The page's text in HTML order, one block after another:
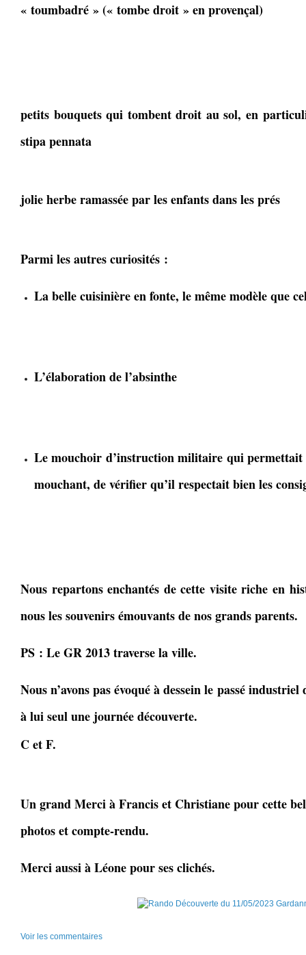
« toumbadré » (« tombe droit » en provençal)
petits bouquets qui tombent droit au sol, en
stipa pennata
jolie herbe ramassée par les enfants dans les prés
Parmi les autres curiosités :
La belle cuisinière en fonte, le même modèle que
L’élaboration de l’absinthe
Le mouchoir d’instruction militaire qui permettait
mouchant, de vérifier qu’il respectait bien les
Nous repartons enchantés de cette visite riche en
nous les souvenirs émouvants de nos grands parents.
PS : Le GR 2013 traverse la ville.
Nous n’avons pas évoqué à dessein le passé
à lui seul une journée découverte.
C et F.
Un grand Merci à Francis et Christiane pour cette
photos et compte-rendu.
Merci aussi à Léone pour ses clichés.
Voir les commentaires